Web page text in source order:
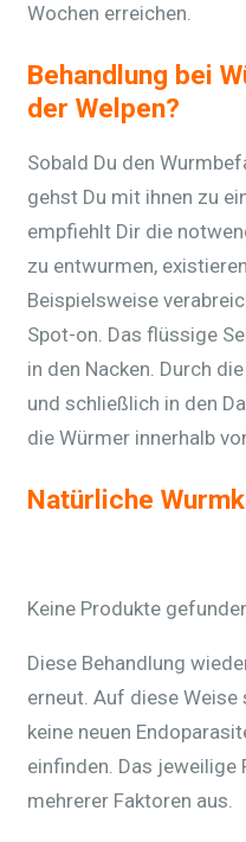
Wochen erreichen.
Behandlung bei
der Welpen?
Sobald Du den
gehst Du mit ihnen zu
empfiehlt Dir die
zu entwurmen,
Beispielsweise
Spot-on. Das flüssige
in den Nacken. Durch
und schließlich in den
die Würmer innerhalb
Natürliche
Keine Produkte
Diese Behandlung
erneut. Auf diese
keine neuen
einfinden. Das jeweilige
mehrerer Faktoren aus.